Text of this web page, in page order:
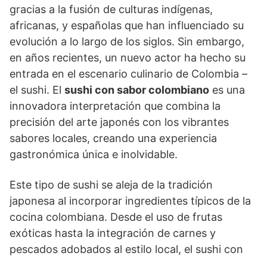
gracias a la fusión de culturas indígenas,
africanas, y españolas que han influenciado su
evolución a lo largo de los siglos. Sin embargo,
en años recientes, un nuevo actor ha hecho su
entrada en el escenario culinario de Colombia –
el sushi. El sushi con sabor colombiano es una
innovadora interpretación que combina la
precisión del arte japonés con los vibrantes
sabores locales, creando una experiencia
gastronómica única e inolvidable.
Este tipo de sushi se aleja de la tradición
japonesa al incorporar ingredientes típicos de la
cocina colombiana. Desde el uso de frutas
exóticas hasta la integración de carnes y
pescados adobados al estilo local, el sushi con